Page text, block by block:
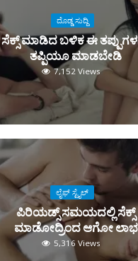
ದೊಡ್ಡ ಸುದ್ದಿ
ಸೆಕ್ಸ್‌ ಮಾಡಿದ ಬಳಿಕ ಈ
ತಪ್ಪಿಯೂ ಮಾಡಬೇಡಿ
7,152 Views
ಲೈಫ್ ಸ್ಟೈಲ್
ಪಿರಿಯಡ್ಸ್‌ ಸಮಯದಲ್ಲಿ ಸೆಕ್ಸ್‌
ಮಾಡೋದ್ರಿಂದ ಆಗೋ ಲಾಭ
5,316 Views